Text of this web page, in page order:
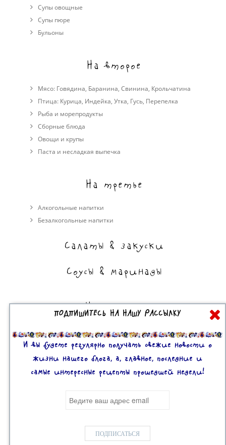
Супы овощные
Cупы пюре
Бульоны
На второе
Мясо: Говядина, Баранина, Свинина, Крольчатина
Птица: Курица, Индейка, Утка, Гусь, Перепелка
Рыба и морепродукты
Сборные блюда
Овощи и крупы
Паста и несладкая выпечка
На третье
Алкогольные напитки
Безалкогольные напитки
Салаты & закуски
Соусы & маринады
На сладкое
Торты, пирожные, выпечка
Десерты
Mobile version:Enabled
ПОДПИШИТЕСЬ НА НАШУ РАССЫЛКУ
И вы будете регулярно получать свежие новости о
жизни нашего блога, а, главное, последние и
самые интересные рецепты прошедшей недели!